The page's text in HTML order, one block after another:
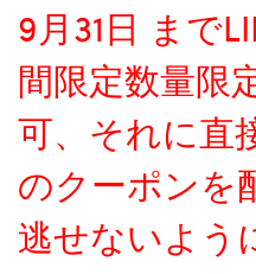
9月31日 まで
間限定数量限
可、それに直
のクーポンを
逃せないよう